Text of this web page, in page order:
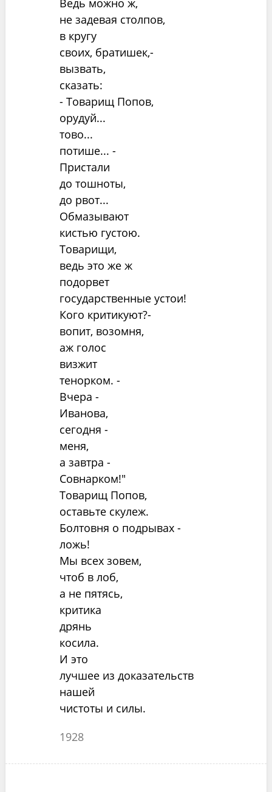
Ведь можно ж,
не задевая столпов,
в кругу
своих, братишек,-
вызвать,
сказать:
- Товарищ Попов,
орудуй...
тово...
потише... -
Пристали
до тошноты,
до рвот...
Обмазывают
кистью густою.
Товарищи,
ведь это же ж
подорвет
государственные устои!
Кого критикуют?-
вопит, возомня,
аж голос
визжит
тенорком. -
Вчера -
Иванова,
сегодня -
меня,
а завтра -
Совнарком!"
Товарищ Попов,
оставьте скулеж.
Болтовня о подрывах -
ложь!
Мы всех зовем,
чтоб в лоб,
а не пятясь,
критика
дрянь
косила.
И это
лучшее из доказательств
нашей
чистоты и силы.
1928